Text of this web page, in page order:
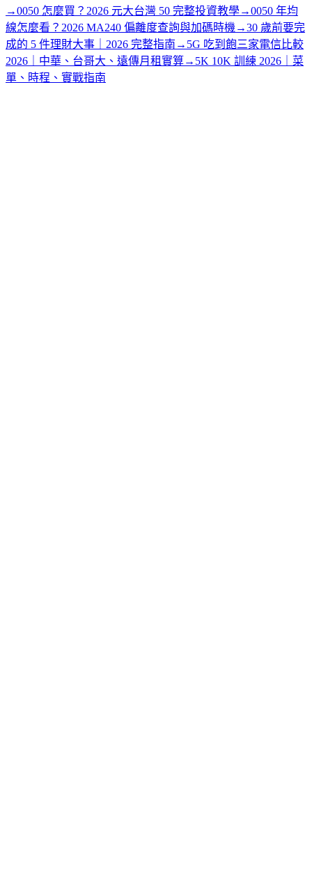
→0050 怎麼買？2026 元大台灣 50 完整投資教學→0050 年均
線怎麼看？2026 MA240 偏離度查詢與加碼時機→30 歲前要完
成的 5 件理財大事｜2026 完整指南 → 5G 吃到飽三家電信比較
2026｜中華、台哥大、遠傳月租實算→ 5K 10K 訓練 2026｜菜
單、時程、實戰指南